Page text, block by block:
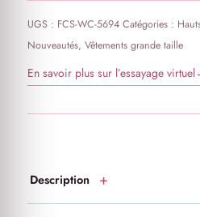
UGS : FCS-WC-5694 Catégories :
Nouveautés, Vêtements grande taille
En savoir plus sur l’essayage virtuel
Description